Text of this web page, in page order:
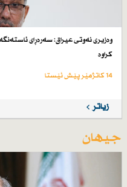
وەزیری نەوتی عیراق: سەرەڕای
كراوە
14 کاتژمێر پێش ئێستا
زیاتر
جیهان